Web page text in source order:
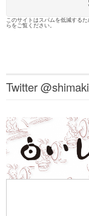
このサイトはスパムを低減する
らをご覧ください。
Twitter